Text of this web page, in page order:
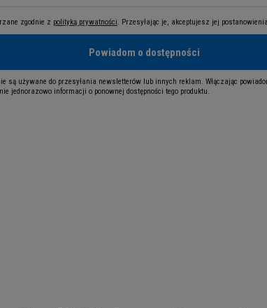
zgodnie z polityką prywatności. Przesyłając je, akceptujesz jej
Powiadom o dostępności
są używane do przesyłania newsletterów lub innych reklam. Włączając
jednorazowo informacji o ponownej dostępności tego produktu.